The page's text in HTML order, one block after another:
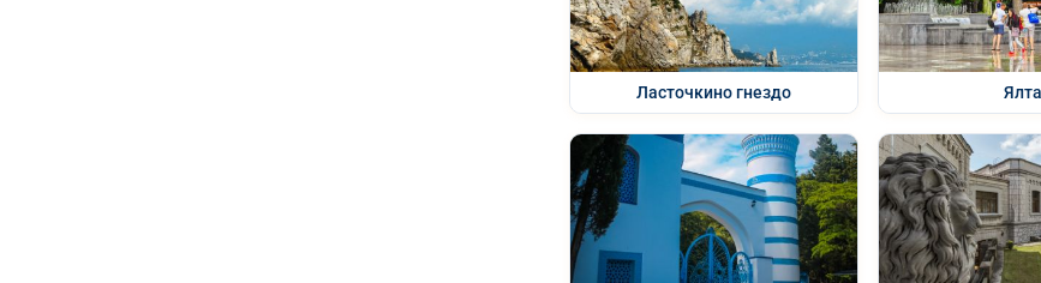
Ласточкино гнездо Ялта